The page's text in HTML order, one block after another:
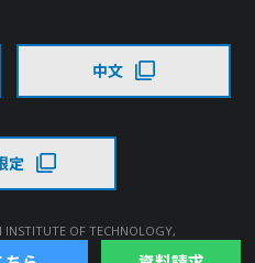
中文
定
OF TECHNOLOGY,